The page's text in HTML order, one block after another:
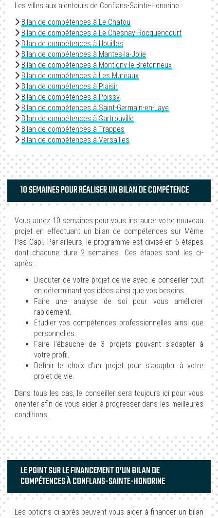
Les villes aux alentours de Conflans-Sainte-Honorine :
Bilan de compétences à Le Chatou
Bilan de compétences à Le Chesnay-Rocquencourt
Bilan de compétences à Houilles
Bilan de compétences à Mantes-la-Jolie
Bilan de compétences à Montigny-le-Bretonneux
Bilan de compétences à Les Mureaux
Bilan de compétences à Plaisir
Bilan de compétences à Poissy
Bilan de compétences à Saint-Germain-en-Laye
Bilan de compétences à Sartrouville
Bilan de compétences à Trappes
Bilan de compétences à Versailles
10 SEMAINES POUR RÉALISER UN BILAN DE COMPÉTENCE
Vous aurez 10 semaines pour vous instaurer votre nouveau
projet en effectuant un bilan de compétences sur Même
Pas Cap!. Par ailleurs, le programme est divisé en 5 étapes
dont chacune dure 2 semaines. Ces étapes sont les ci-
après :
Discuter de votre projet de vie avec le conseiller tout
en déterminant vos idées ainsi que vos besoins.
Faire une analyse de soi pour vous améliorer
rapidement.
Etudier vos compétences professionnelles ainsi que
personnelles.
Faire l'ébauche de 3 projets pouvant s’adapter à
votre profil.
Définir le choix d’un projet pour s’adapter à votre
projet de vie.
Dans tous les cas, le conseiller sera toujours ici pour vous
orienter afin de vous aider à progresser dans les meilleures
conditions.
LE POINT SUR LE FINANCEMENT D’UN BILAN DE
COMPÉTENCES À CONFLANS-SAINTE-HONORINE
Les options ci-après peuvent vous aider à financer un bilan